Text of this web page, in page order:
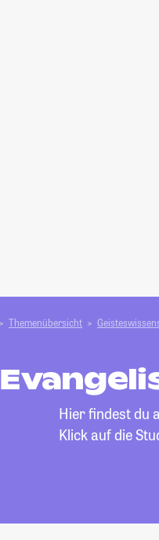
Themenübersicht
Hier findest du
Klick auf die